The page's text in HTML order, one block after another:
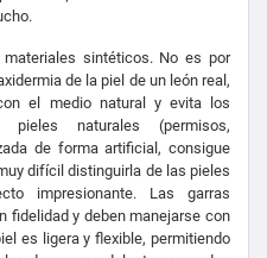
sintéticos. No es por
de la piel de un león real,
el medio natural y evita los
naturales (permisos,
de forma artificial, consigue
difícil distinguirla de las pieles
impresionante. Las garras
fidelidad y deben manejarse con
es ligera y flexible, permitiendo